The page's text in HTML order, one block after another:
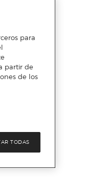
para
partir de
de los
TODAS